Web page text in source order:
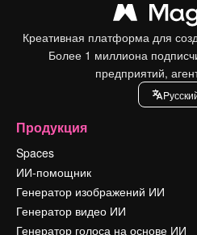
Креативная платформа для
Более 1 миллиона
предприятий,
Продукция
Spaces
ИИ-помощник
Генератор изображений ИИ
Генератор видео ИИ
Генератор голоса на основе ИИ